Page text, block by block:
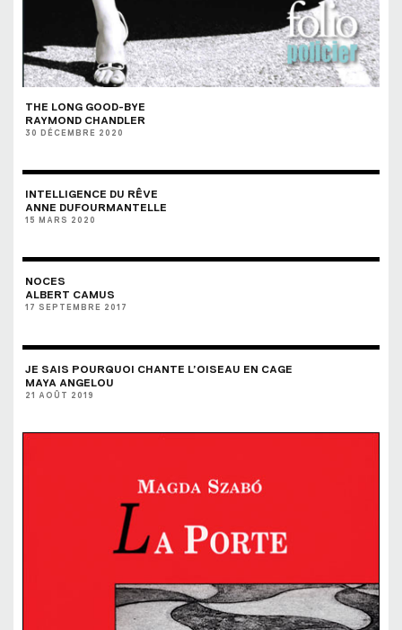
THE LONG GOOD-BYE
RAYMOND CHANDLER
30 DÉCEMBRE 2020
INTELLIGENCE DU RÊVE
ANNE DUFOURMANTELLE
15 MARS 2020
NOCES
ALBERT CAMUS
17 SEPTEMBRE 2017
JE SAIS POURQUOI CHANTE L’OISEAU EN CAGE
MAYA ANGELOU
21 AOÛT 2019